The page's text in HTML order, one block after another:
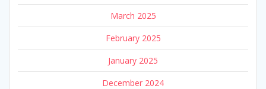
March 2025
February 2025
January 2025
December 2024